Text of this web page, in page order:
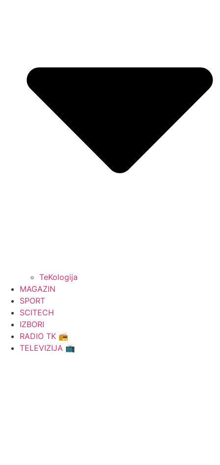
TeKologija
MAGAZIN
SPORT
SCITECH
IZBORI
RADIO TK 📻
TELEVIZIJA 📺